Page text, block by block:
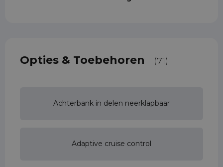
Opties & Toebehoren (71)
Achterbank in delen neerklapbaar
Adaptive cruise control